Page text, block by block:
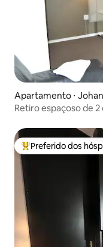
Apartamento ⋅
Retiro espaçoso de
Entre os melhores
Preferido dos